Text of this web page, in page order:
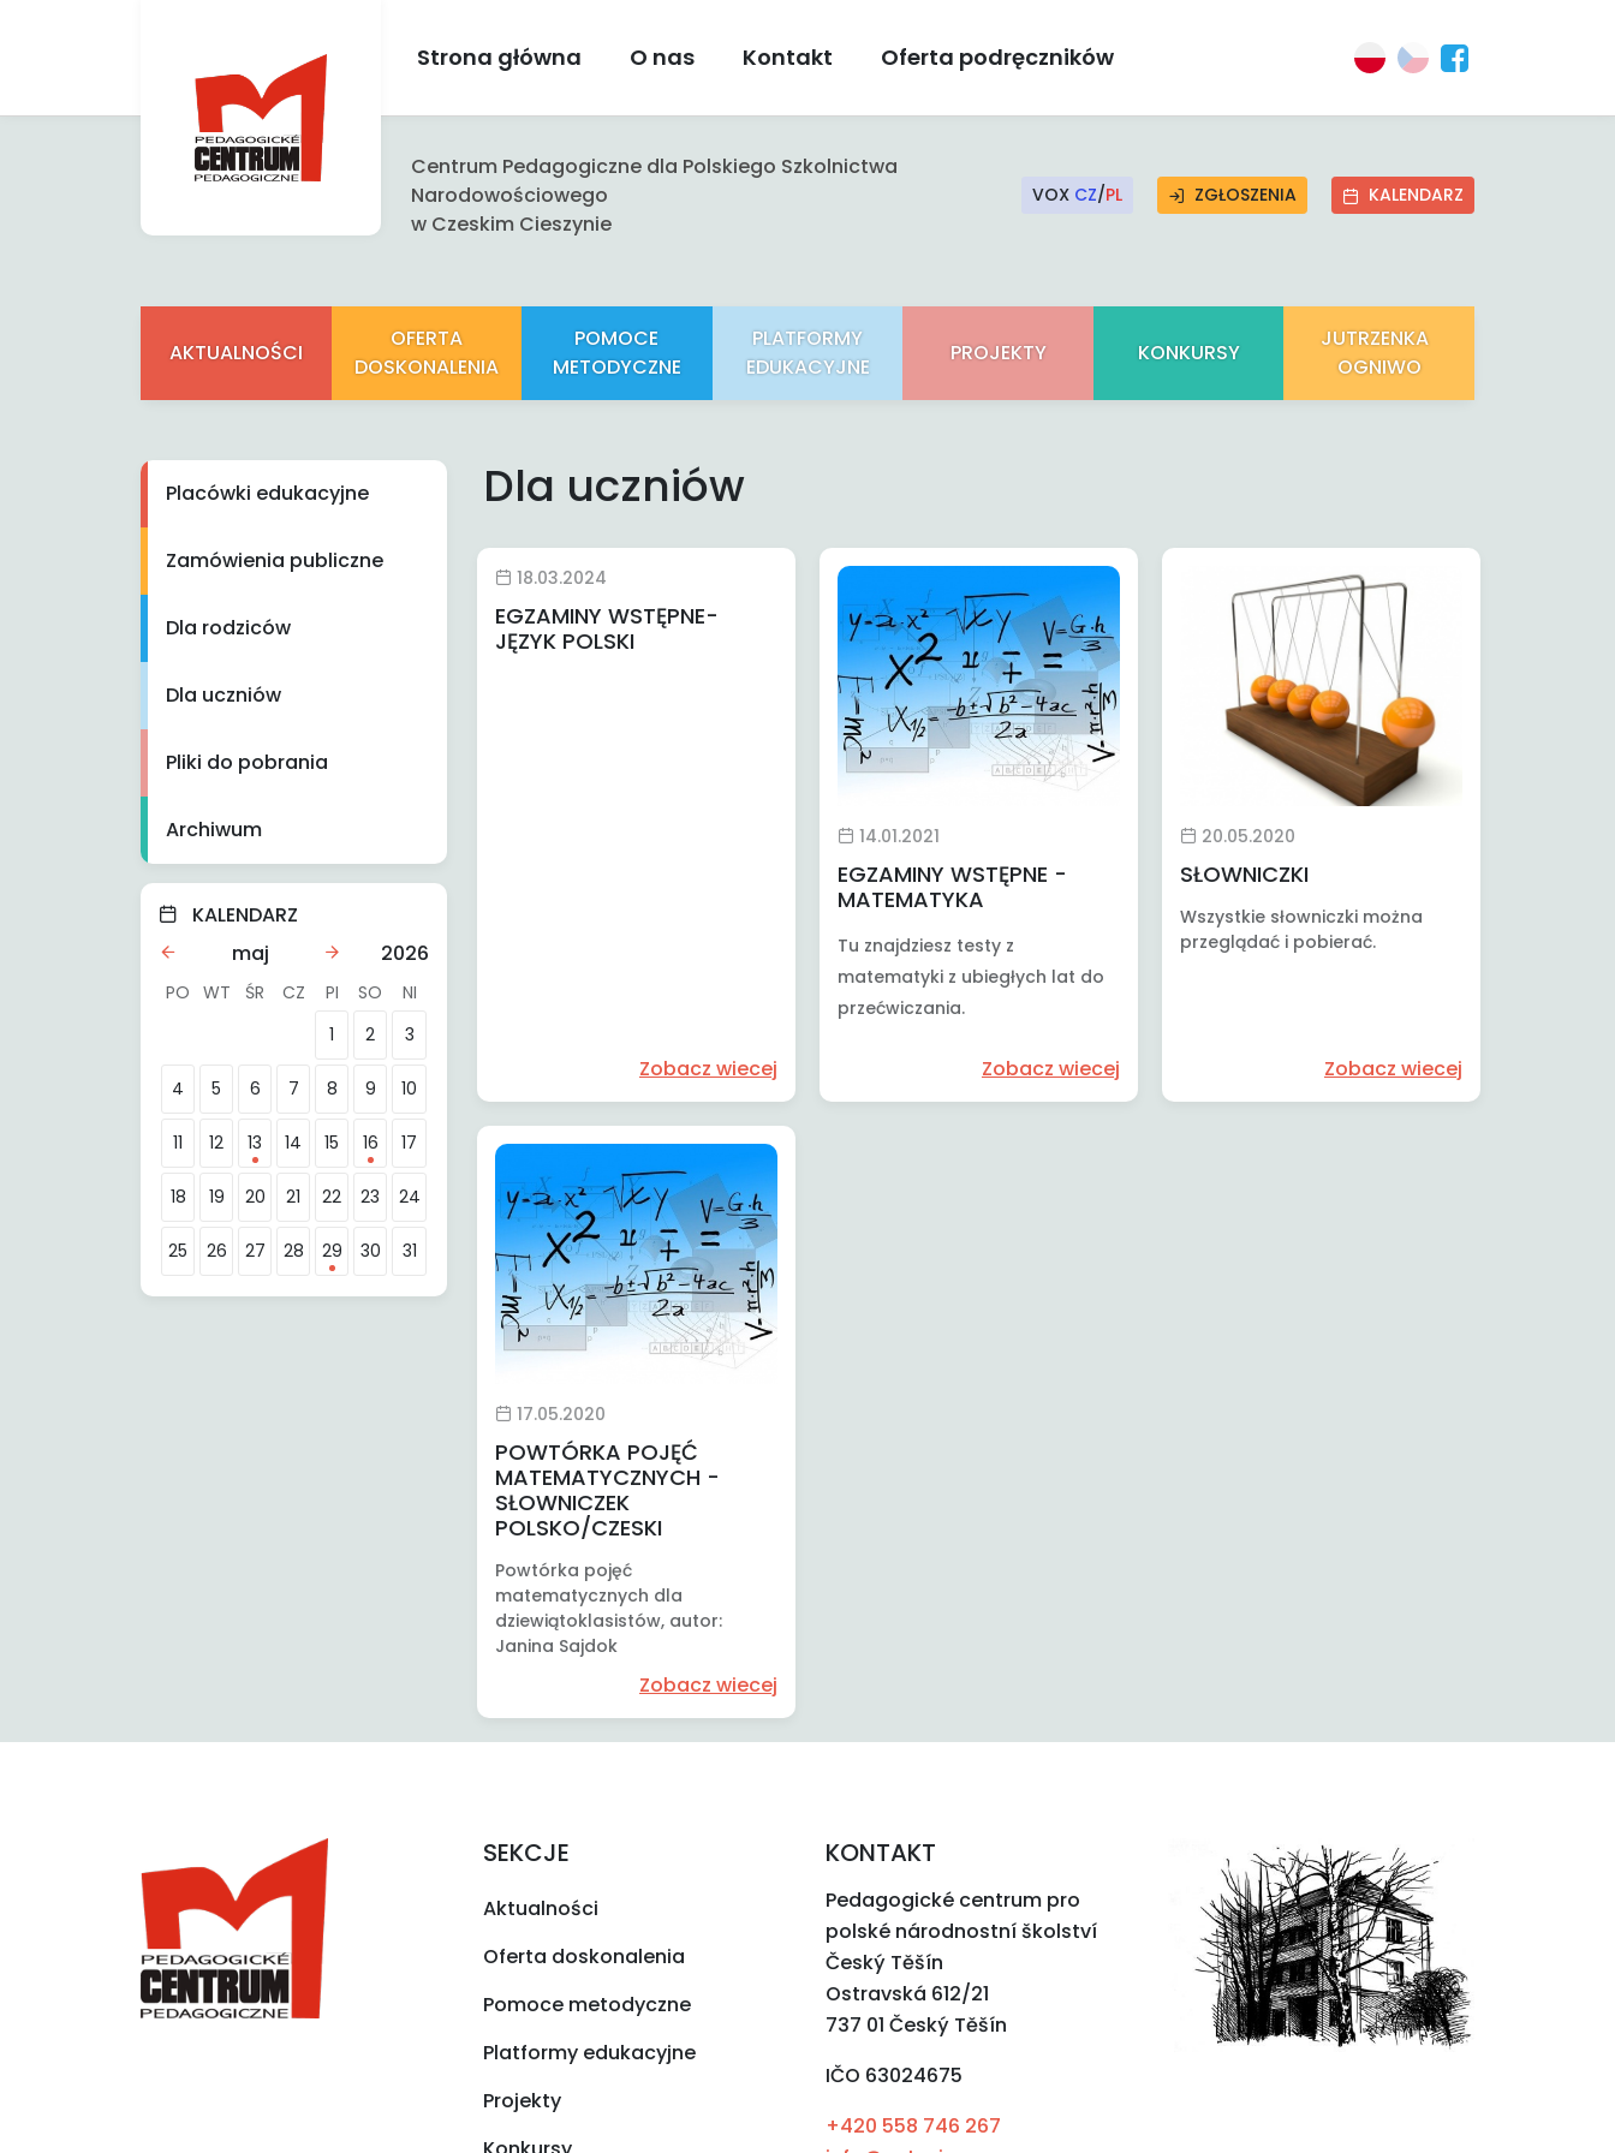
Strona główna O nas Kontakt Oferta podręczników
Centrum Pedagogiczne dla Polskiego Szkolnictwa
Narodowościowego
w Czeskim Cieszynie
VOX CZ/PL ZGŁOSZENIA KALENDARZ
AKTUALNOŚCI
OFERTA
DOSKONALENIA
POMOCE
METODYCZNE
PLATFORMY
EDUKACYJNE
PROJEKTY KONKURSY
JUTRZENKA
OGNIWO
Placówki edukacyjne
Zamówienia publiczne
Dla rodziców
Dla uczniów
Pliki do pobrania
Archiwum
KALENDARZ
maj
2026
PO WT ŚR CZ PI SO
NI
1
2 3
4 5 6 7 8 9 10
11 12 13 14 15 16 17
18 19 20 21 22 23 24
25 26 27 28 29 30 31
Dla uczniów
18.03.2024
EGZAMINY WSTĘPNE-
JĘZYK POLSKI
Zobacz wiecej
14.01.2021
EGZAMINY WSTĘPNE -
MATEMATYKA
Tu znajdziesz testy z
matematyki z ubiegłych lat do
przećwiczania.
Zobacz wiecej
20.05.2020
SŁOWNICZKI
Wszystkie słowniczki można
przeglądać i pobierać.
Zobacz wiecej
17.05.2020
POWTÓRKA POJĘĆ
MATEMATYCZNYCH -
SŁOWNICZEK
POLSKO/CZESKI
Powtórka pojęć
matematycznych dla
dziewiątoklasistów, autor:
Janina Sajdok
Zobacz wiecej
SEKCJE
Aktualności
Oferta doskonalenia
Pomoce metodyczne
Platformy edukacyjne
Projekty
KONTAKT
Pedagogické centrum pro
polské národnostní školství
Český Těšín
Ostravská 612/21
737 01 Český Těšín
IČO 63024675
+420 558 746 267